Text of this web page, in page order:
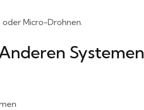
oder Micro-Drohnen.
Systemen